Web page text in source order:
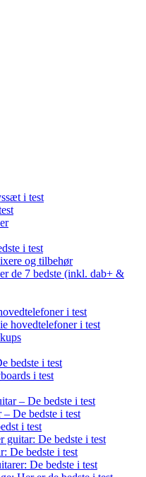
i test
i test
og tilbehør
de 7 bedste (inkl. dab+ &
i test
hovedtelefoner i test
bedste i test
i test
– De bedste i test
De bedste i test
i test
guitar: De bedste i test
De bedste i test
De bedste i test